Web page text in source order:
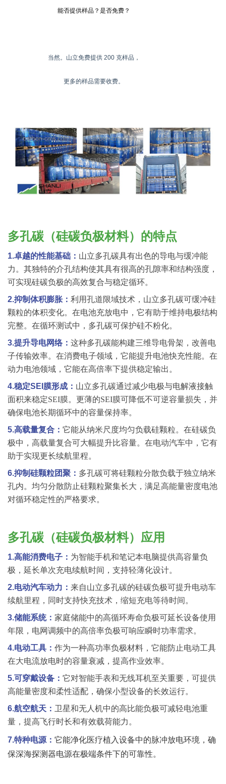
能否提供样品？是否免费？
当然。山立免费提供 200 克样品，
更多的样品需要收费。
多孔碳（硅碳负极材料）的特点
1.卓越的性能基础： 山立多孔碳具有出色的导电与缓冲能
力。其独特的介孔结构使其具有很高的孔隙率和结构强度，
可实现硅碳负极的高效复合与稳定循环。
2.抑制体积膨胀： 利用孔道限域技术，山立多孔碳可缓冲硅
颗粒的体积变化。在电池充放电中，它有助于维持电极结构
完整。在循环测试中，多孔碳可保护硅不粉化。
3.提升导电网络： 这种多孔碳能构建三维导电骨架，改善电
子传输效率。在消费电子领域，它能提升电池快充性能。在
动力电池领域，它能在高倍率下提供稳定输出。
4.稳定SEI膜形成： 山立多孔碳通过减少电极与电解液接触
面积来稳定SEI膜。更薄的SEI膜可降低不可逆容量损失，并
确保电池长期循环中的容量保持率。
5.高载量复合： 它能从纳米尺度均匀负载硅颗粒。在硅碳负
极中，高载量复合可大幅提升比容量。在电动汽车中，它有
助于实现更长续航里程。
6.抑制硅颗粒团聚： 多孔碳可将硅颗粒分散负载于独立纳米
孔内。均匀分散防止硅颗粒聚集长大，满足高能量密度电池
对循环稳定性的严格要求。
多孔碳（硅碳负极材料） 应用
1.高能消费电子： 为智能手机和笔记本电脑提供高容量负
极，延长单次充电续航时间，支持轻薄化设计。
2.电动汽车动力： 来自山立多孔碳的硅碳负极可提升电动车
续航里程，同时支持快充技术，缩短充电等待时间。
3.储能系统： 家庭储能中的高循环寿命负极可延长设备使用
年限，电网调频中的高倍率负极可响应瞬时功率需求。
4.电动工具： 作为一种高功率负极材料，它能防止电动工具
在大电流放电时的容量衰减，提高作业效率。
5.可穿戴设备： 它对智能手表和无线耳机至关重要，可提供
高能量密度和柔性适配，确保小型设备的长效运行。
6.航空航天： 卫星和无人机中的高比能负极可减轻电池重
量，提高飞行时长和有效载荷能力。
7.特种电源： 它能净化医疗植入设备中的脉冲放电环境，确
保深海探测器电源在极端条件下的可靠性。